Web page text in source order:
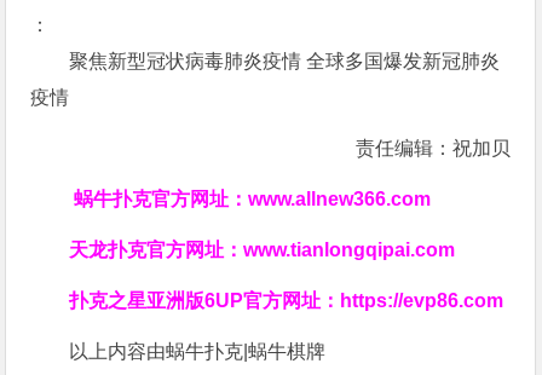
：
聚焦新型冠状病毒肺炎疫情 全球多国爆发新冠肺炎
疫情
责任编辑：祝加贝
蜗牛扑克官方网址：www.allnew366.com
天龙扑克官方网址：www.tianlongqipai.com
扑克之星亚洲版6UP官方网址： https://evp86.com
以上内容由蜗牛扑克|蜗牛棋牌